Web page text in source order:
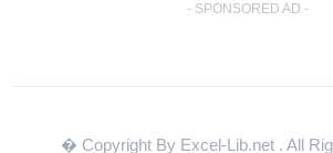
- SPONSORED AD -
� Copyright By Excel-Lib.net . All